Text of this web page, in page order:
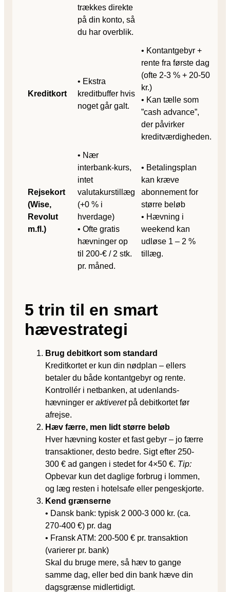
trækkes direkte
på din konto, så
du har overblik.
Kreditkort
• Ekstra
kreditbuffer hvis
noget går galt.
• Kontantgebyr +
rente fra første dag
(ofte 2-3 % + 20-50
kr.)
• Kan tælle som
”cash advance”,
der påvirker
kreditværdigheden.
Rejsekort
(Wise,
Revolut
m.fl.)
• Nær
interbank-kurs,
intet
valutakurstillæg
(+0 % i
hverdage)
• Ofte gratis
hævninger op
til 200-€ / 2 stk.
pr. måned.
• Betalings­plan
kan kræve
abonnement for
større beløb
• Hævning i
weekend kan
udløse 1 – 2 %
tillæg.
5 trin til en smart
hævestrategi
Brug debitkort som standard
Kreditkortet er kun din nødplan – ellers
betaler du både kontantgebyr og rente.
Kontrollér i netbanken, at udenlands­
hævninger er aktiveretpå debitkortet før
afrejse.
Hæv færre, men lidt større beløb
Hver hævning koster et fast gebyr – jo færre
transaktioner, desto bedre. Sigt efter 250-
300 € ad gangen i stedet for 4×50 €. Tip:
Opbevar kun det daglige forbrug i lommen,
og læg resten i hotelsafe eller pengeskjorte.
Kend grænserne
• Dansk bank: typisk 2 000-3 000 kr. (ca.
270-400 €) pr. dag
• Fransk ATM: 200-500 € pr. transaktion
(varierer pr. bank)
Skal du bruge mere, så hæv to gange
samme dag, eller bed din bank hæve din
dagsgrænse midlertidigt.